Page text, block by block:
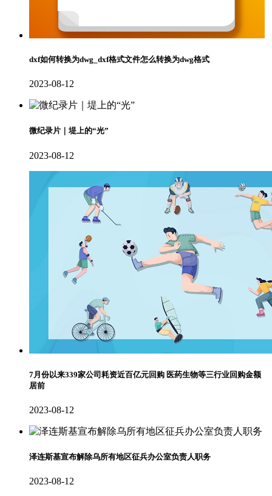
dxf如何转换为dwg_dxf格式文件怎么转换为dwg格式
2023-08-12
微纪录片｜堤上的“光”
2023-08-12
7月份以来339家公司耗资近百亿元回购 医药生物等三行业回购金额
居前
2023-08-12
泽连斯基宣布解除乌所有地区征兵办公室负责人职务
2023-08-12